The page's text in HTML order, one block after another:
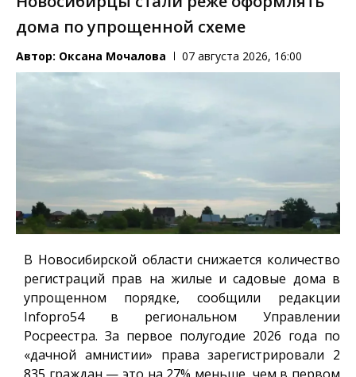
дома по упрощенной схеме
Автор: Оксана Мочалова 07 августа 2026, 16:00
В Новосибирской области снижается количество
регистраций прав на жилые и садовые дома в
упрощенном порядке, сообщили редакции
Infopro54в региональном Управлении
Росреестра. За первое полугодие 2026 года по
«дачной амнистии» права зарегистрировали 2